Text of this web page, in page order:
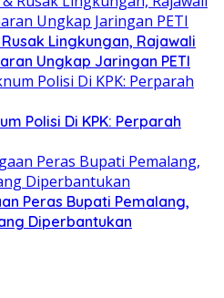
Lingkungan, Rajawali
Ungkap Jaringan PETI
Polisi Di KPK: Perparah
Peras Bupati Pemalang,
Diperbantukan